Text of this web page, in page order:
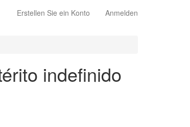
Erstellen Sie ein Konto Anmelden
indefinido